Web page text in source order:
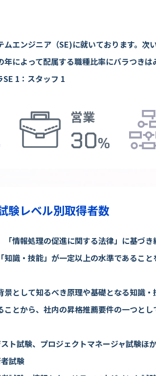
エンジニア（SE)に就いております。次
によって配属する職種比率にバラつきは
1：スタッフ 1
営業
30%
験レベル別取得者数
「情報処理の促進に関する法律」に基づ
知識・技能」が一定以上の水準であるこ
景として知るべき原理や基礎となる知識
とから、社内の昇格推薦要件の一つとし
ト試験、 プロジェクトマネージャ試験ほ
試験